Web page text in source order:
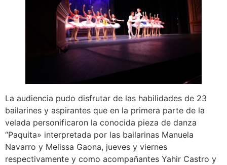
La audiencia pudo disfrutar de las habilidades de 23
bailarines y aspirantes que en la primera parte de la
velada personificaron la conocida pieza de danza
“Paquita» interpretada por las bailarinas Manuela
Navarro y Melissa Gaona, jueves y viernes
respectivamente y como acompañantes Yahir Castro y